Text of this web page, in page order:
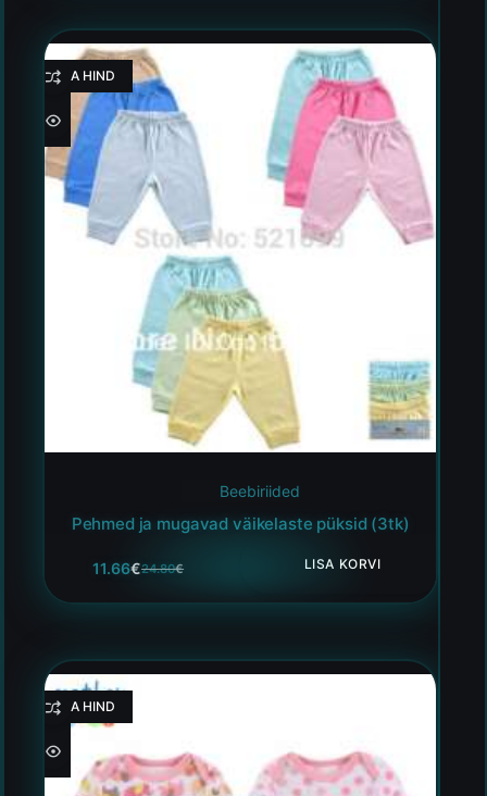
HEA HIND
Beebiriided
Pehmed ja mugavad väikelaste püksid (3tk)
24.80€
11.66€ LISA KORVI
HEA HIND